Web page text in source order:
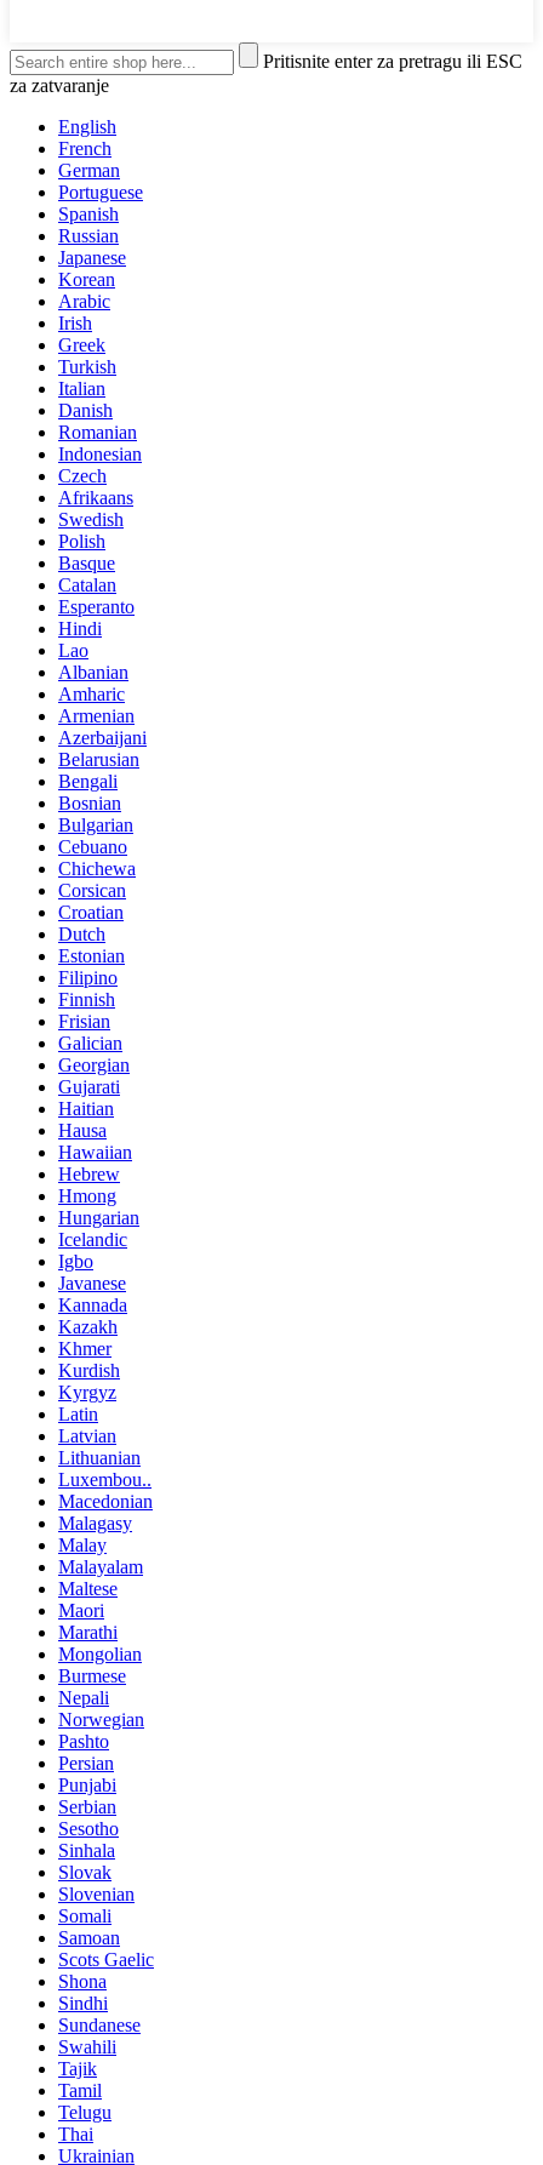
Pritisnite enter za pretragu ili ESC
za zatvaranje
English
French
German
Portuguese
Spanish
Russian
Japanese
Korean
Arabic
Irish
Greek
Turkish
Italian
Danish
Romanian
Indonesian
Czech
Afrikaans
Swedish
Polish
Basque
Catalan
Esperanto
Hindi
Lao
Albanian
Amharic
Armenian
Azerbaijani
Belarusian
Bengali
Bosnian
Bulgarian
Cebuano
Chichewa
Corsican
Croatian
Dutch
Estonian
Filipino
Finnish
Frisian
Galician
Georgian
Gujarati
Haitian
Hausa
Hawaiian
Hebrew
Hmong
Hungarian
Icelandic
Igbo
Javanese
Kannada
Kazakh
Khmer
Kurdish
Kyrgyz
Latin
Latvian
Lithuanian
Luxembou..
Macedonian
Malagasy
Malay
Malayalam
Maltese
Maori
Marathi
Mongolian
Burmese
Nepali
Norwegian
Pashto
Persian
Punjabi
Serbian
Sesotho
Sinhala
Slovak
Slovenian
Somali
Samoan
Scots Gaelic
Shona
Sindhi
Sundanese
Swahili
Tajik
Tamil
Telugu
Thai
Ukrainian